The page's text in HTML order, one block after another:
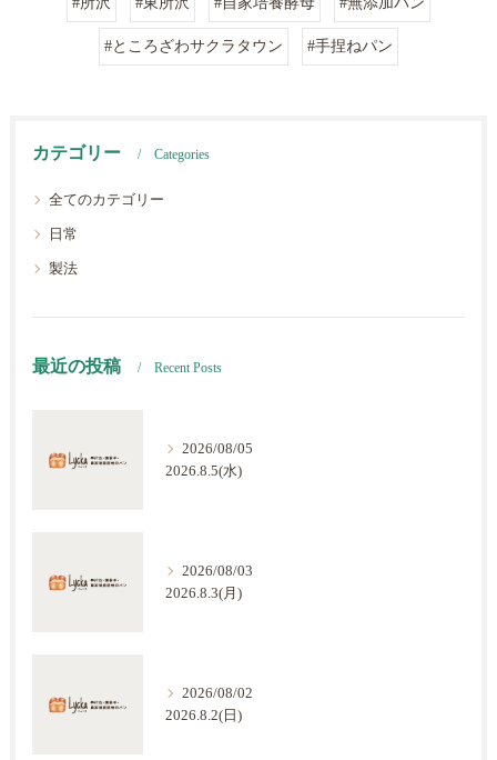
#ところざわサクラタウン #手捏ねパン
カテゴリー Categories
全てのカテゴリー
日常
製法
最近の投稿 Recent Posts
2026/08/05
2026.8.5(水)
2026/08/03
2026.8.3(月)
2026/08/02
2026.8.2(日)